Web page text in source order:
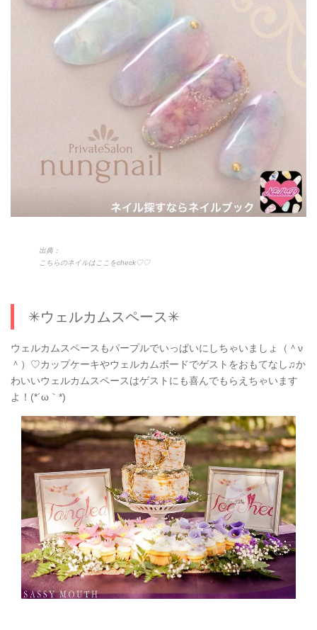
出典：
こちらのネイルはここをcheck♡♡
✳︎ウェルカムスペース✳︎
ウェルカムスペースもパープルでいっぱいにしちゃいましょ（＾ν
＾）♡カップケーキやウェルカムボードでゲストをおもてなし♫か
わいいウェルカムスペースはゲストにも喜んでもらえちゃいます
よ！(*´ω｀*)